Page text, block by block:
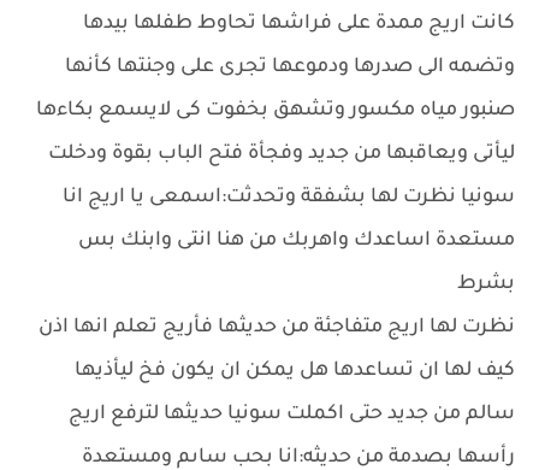
كانت اريج ممدة على فراشها تحاوط طفلها بيدها
وتضمه الى صدرها ودموعها تجرى على وجنتها كأنها
صنبور مياه مكسور وتشهق بخفوت كى لايسمع بكاءها
ليأتى ويعاقبها من جديد وفجأة فتح الباب بقوة ودخلت
سونيا نظرت لها بشفقة وتحدثت:اسمعى يا اريج انا
مستعدة اساعدك واهربك من هنا انتى وابنك بس
بشرط
نظرت لها اريج متفاجئة من حديثها فأريج تعلم انها اذن
كيف لها ان تساعدها هل يمكن ان يكون فخ ليأذيها
سالم من جديد حتى اكملت سونيا حديثها لترفع اريج
رأسها بصدمة من حديثه:انا بحب ساىم ومستعدة